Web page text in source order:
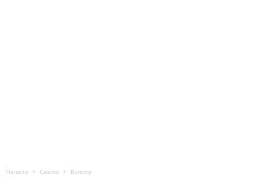
Начало Casino Rummy